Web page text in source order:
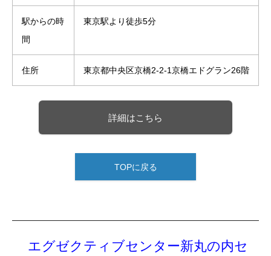
駅からの時
間
東京駅より徒歩5分
住所 東京都中央区京橋2-2-1京橋エドグラン26階
詳細はこちら
TOPに戻る
エグゼクティブセンター新丸の内セ